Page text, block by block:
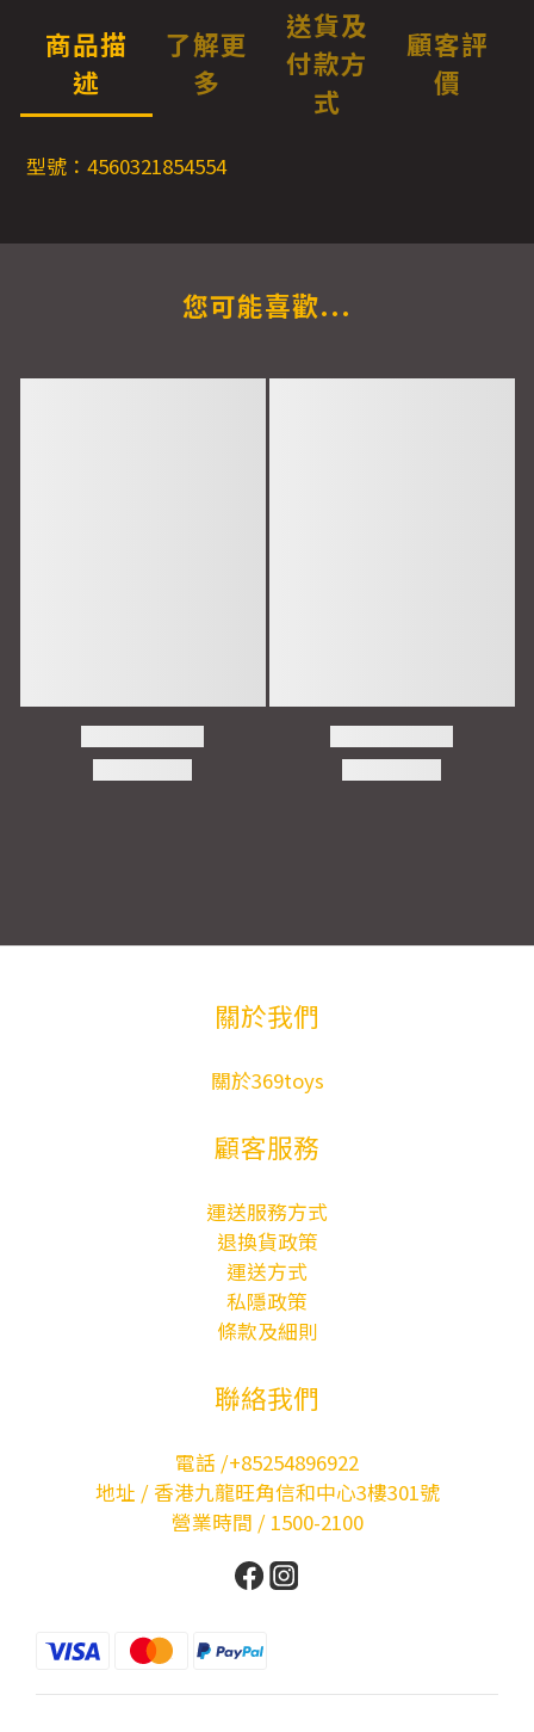
商品描
述
了解更
多
送貨及
付款方
式
顧客評
價
型號：4560321854554
您可能喜歡...
關於我們
關於369toys
顧客服務
運送服務方式
退換貨政策
運送方式
私隱政策
條款及細則
聯絡我們
電話 /+85254896922
地址 / 香港九龍旺角信和中心3樓301號
營業時間 / 1500-2100